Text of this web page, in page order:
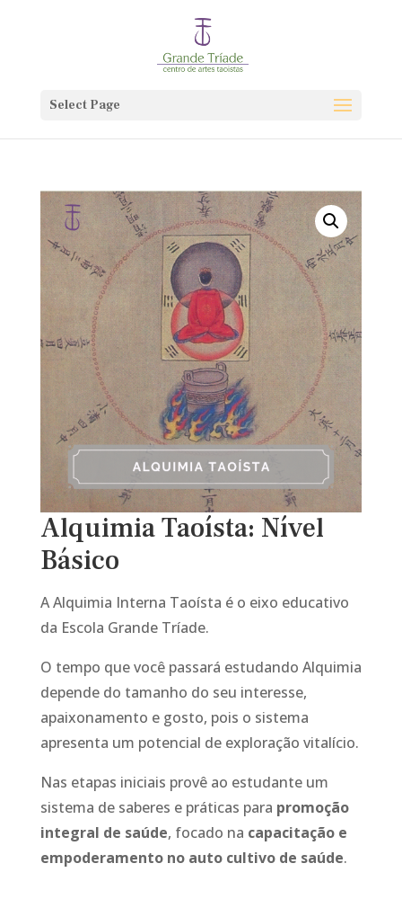
Select Page
Alquimia Taoísta: Nível
Básico
A Alquimia Interna Taoísta é o eixo educativo
da Escola Grande Tríade.
O tempo que você passará estudando Alquimia
depende do tamanho do seu interesse,
apaixonamento e gosto, pois o sistema
apresenta um potencial de exploração vitalício.
Nas etapas iniciais provê ao estudante um
sistema de saberes e práticas para promoção
integral de saúde, focado na capacitação e
empoderamento no auto cultivo de saúde.